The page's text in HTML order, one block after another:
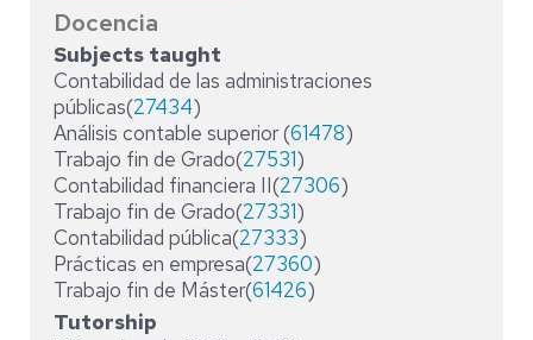
Docencia
Subjects taught
Contabilidad de las administraciones
públicas(27434)
Análisis contable superior (61478)
Trabajo fin de Grado(27531)
Contabilidad financiera II(27306)
Trabajo fin de Grado(27331)
Contabilidad pública(27333)
Prácticas en empresa(27360)
Trabajo fin de Máster(61426)
Tutorship